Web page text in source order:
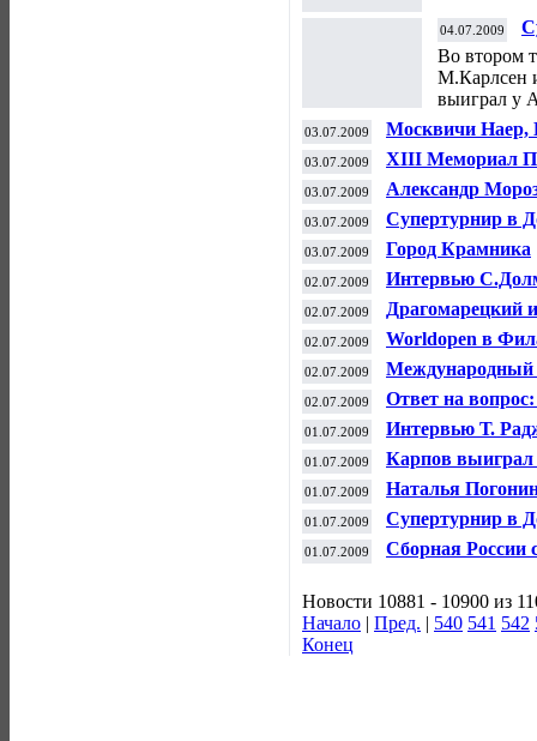
04.07.2009
Во втором
М.Карлсен
выиграл у
03.07.2009
Москвичи Наер,
Open
03.07.2009 ХIII Мемориал
03.07.2009
Александр
были такие
03.07.2009 Супертурнир в
03.07.2009 Город Крамника
02.07.2009 Интервью
02.07.2009
Драгомарецкий
турнире
02.07.2009 Worldopen в
02.07.2009 Международный
02.07.2009 Ответ на
01.07.2009 Интервью Т.
01.07.2009 Карпов выиграл
01.07.2009 Наталья
01.07.2009 Cупертурнир в
01.07.2009
Сборная России
Новости 10881 - 10900 из
Начало | Пред. | 540 541 542
Конец